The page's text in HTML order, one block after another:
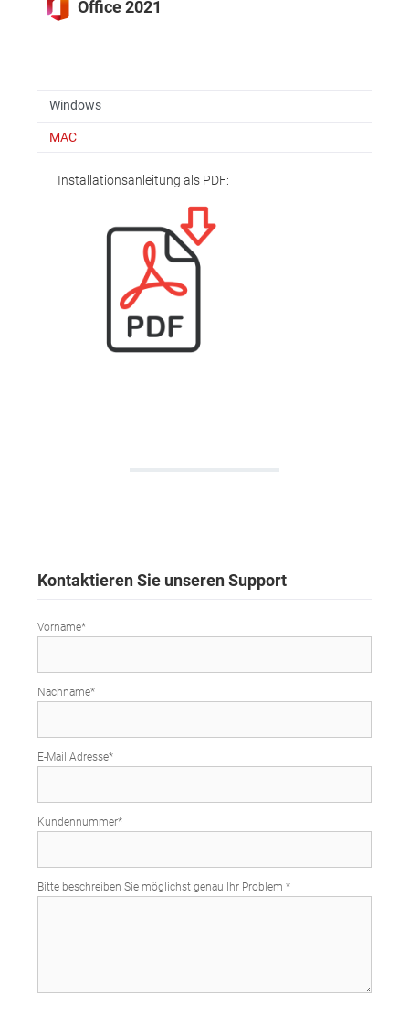
Office 2021
Windows
MAC
Installationsanleitung als PDF:
Kontaktieren Sie unseren Support
Vorname*
Nachname*
E-Mail Adresse*
Kundennummer*
Bitte beschreiben Sie möglichst genau Ihr Problem *